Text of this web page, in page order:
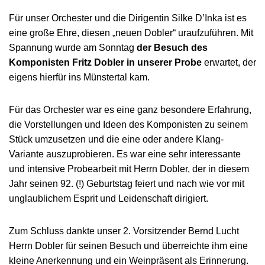
Für unser Orchester und die Dirigentin Silke D’Inka ist es
eine große Ehre, diesen „neuen Dobler“ uraufzuführen. Mit
Spannung wurde am Sonntag der Besuch des
Komponisten Fritz Dobler in unserer Probe erwartet, der
eigens hierfür ins Münstertal kam.
Für das Orchester war es eine ganz besondere Erfahrung,
die Vorstellungen und Ideen des Komponisten zu seinem
Stück umzusetzen und die eine oder andere Klang-
Variante auszuprobieren. Es war eine sehr interessante
und intensive Probearbeit mit Herrn Dobler, der in diesem
Jahr seinen 92. (!) Geburtstag feiert und nach wie vor mit
unglaublichem Esprit und Leidenschaft dirigiert.
Zum Schluss dankte unser 2. Vorsitzender Bernd Lucht
Herrn Dobler für seinen Besuch und überreichte ihm eine
kleine Anerkennung und ein Weinpräsent als Erinnerung.